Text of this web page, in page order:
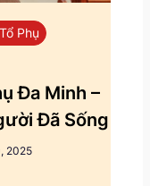
Phụ
Đa Minh –
Đã Sống
2025